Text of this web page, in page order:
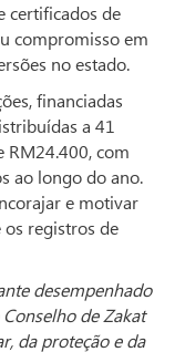
certificados de
compromisso em
no estado.
financiadas
a 41
RM24.400, com
ao longo do ano.
e motivar
os registros de
desempenhado
de Zakat
da proteção e da